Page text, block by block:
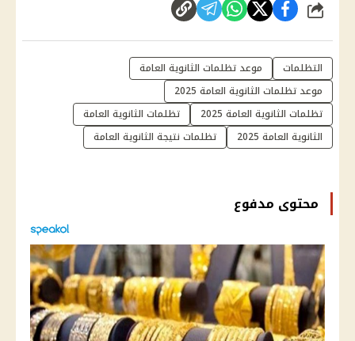
شارك
التظلمات
موعد تظلمات الثانوية العامة
موعد تظلمات الثانوية العامة 2025
تظلمات الثانوية العامة 2025
تظلمات الثانوية العامة
الثانوية العامة 2025
تظلمات نتيجة الثانوية العامة
محتوى مدفوع